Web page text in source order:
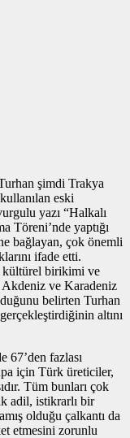
şimdi Trakya
eski
yazı “Halkalı
Töreni’nde yaptığı
bağlayan, çok önemli
ifade etti.
kültürel birikimi ve
ve Karadeniz
belirten Turhan
altını
67’den fazlası
için Türk üreticiler,
Tüm bunları çok
adil, istikrarlı bir
olduğu çalkantı da
etmesini zorunlu